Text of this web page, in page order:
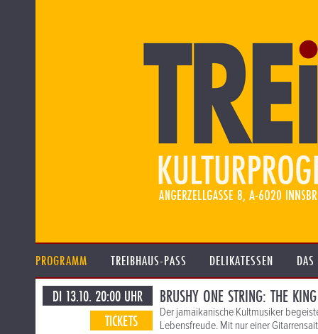
PROGRAMM TREIBHAUS-PASS DELIKATESSEN
DI 13.10. 20:00 UHR
TICKETS
BRUSHY ONE STRING: THE
Der jamaikanische Kultmusiker
Lebensfreude. Mit nur einer